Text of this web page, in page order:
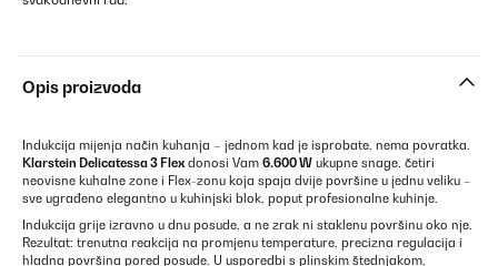
Opis proizvoda
Indukcija mijenja način kuhanja – jednom kad je isprobate, nema povratka.
Klarstein Delicatessa 3 Flex donosi Vam 6.600 W ukupne snage, četiri
neovisne kuhalne zone i Flex-zonu koja spaja dvije površine u jednu veliku –
sve ugrađeno elegantno u kuhinjski blok, poput profesionalne kuhinje.
Indukcija grije izravno u dnu posude, a ne zrak ni staklenu površinu oko nje.
Rezultat: trenutna reakcija na promjenu temperature, precizna regulacija i
hladna površina pored posude. U usporedbi s plinskim štednjakom,